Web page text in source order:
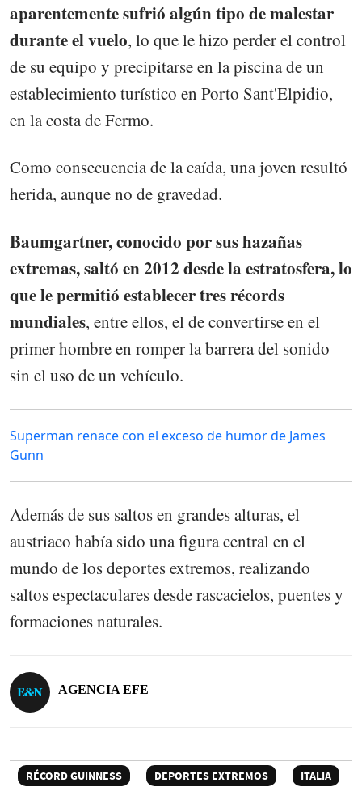
aparentemente sufrió algún tipo de malestar
durante el vuelo, lo que le hizo perder el control
de su equipo y precipitarse en la piscina de un
establecimiento turístico en Porto Sant'Elpidio,
en la costa de Fermo.
Como consecuencia de la caída, una joven resultó
herida, aunque no de gravedad.
Baumgartner, conocido por sus hazañas
extremas, saltó en 2012 desde la estratosfera, lo
que le permitió establecer tres récords
mundiales, entre ellos, el de convertirse en el
primer hombre en romper la barrera del sonido
sin el uso de un vehículo.
Superman renace con el exceso de humor de James
Gunn
Además de sus saltos en grandes alturas, el
austriaco había sido una figura central en el
mundo de los deportes extremos, realizando
saltos espectaculares desde rascacielos, puentes y
formaciones naturales.
AGENCIA EFE
RÉCORD GUINNESS DEPORTES EXTREMOS ITALIA